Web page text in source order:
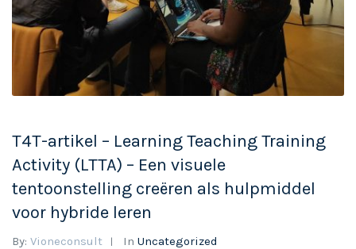
T4T-artikel – Learning Teaching Training
Activity (LTTA) – Een visuele
tentoonstelling creëren als hulpmiddel
voor hybride leren
By: Vioneconsult In Uncategorized